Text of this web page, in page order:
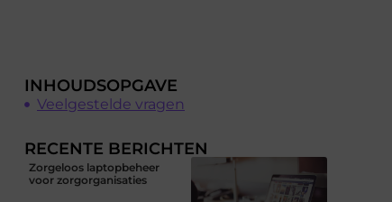
INHOUDSOPGAVE
Veelgestelde vragen
RECENTE BERICHTEN
Zorgeloos laptopbeheer
voor zorgorganisaties